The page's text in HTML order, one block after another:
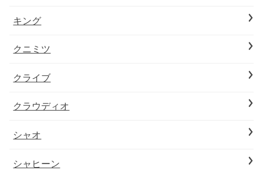
キング
クニミツ
クライブ
クラウディオ
シャオ
シャヒーン